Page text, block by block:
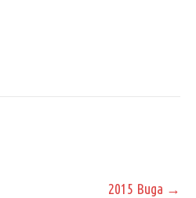
2015 Buga →